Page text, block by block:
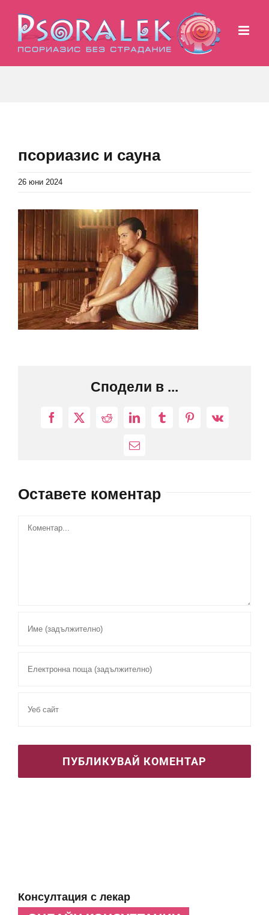
content
псориазис и сауна
26 юни 2024
Сподели в ...
Facebook
X RedditLinkedInTumblrPinterest
Vk
Електронна
Оставете коментар
Консултация с лекар